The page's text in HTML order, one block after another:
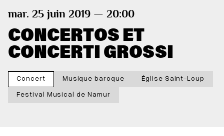
mar. 25 juin 2019 — 20:00
CONCERTOS ET
CONCERTI GROSSI
Concert Musique baroque
Église Saint-Loup
Festival Musical de Namur